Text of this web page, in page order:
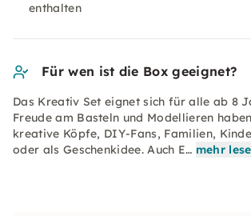
enthalten
Für wen ist die Box geeignet?
Das Kreativ Set eignet sich für alle ab 8
Freude am Basteln und Modellieren
kreative Köpfe, DIY-Fans, Familien,
oder als Geschenkidee. Auch E… mehr